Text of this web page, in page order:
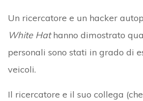
Un ricercatore e un hacker
White Hathanno dimostrato
personali sono stati in grado di
veicoli.
Il ricercatore e il suo collega